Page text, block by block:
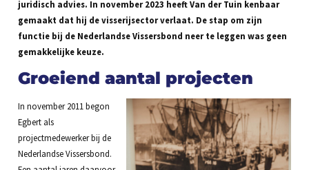
juridisch advies. In november 2023 heeft Van der Tuin kenbaar
gemaakt dat hij de visserijsector verlaat. De stap om zijn
functie bij de Nederlandse Vissersbond neer te leggen was geen
gemakkelijke keuze.
Groeiend aantal projecten
In november 2011 begon
Egbert als
projectmedewerker bij de
Nederlandse Vissersbond.